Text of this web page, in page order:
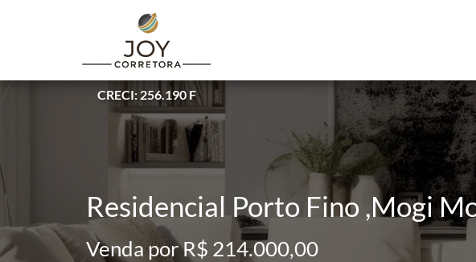
CRECI: 256.190 F
Residencial Porto Fino ,Mogi
Venda por R$ 214.000,00